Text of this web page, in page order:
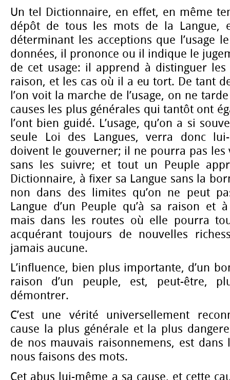
Un tel Dictionnaire, en effet, en même
dépôt de tous les mots de la Langue,
déterminant les acceptions que l’usage
données, il prononce ou il indique le
de cet usage: il apprend à distinguer les
raison, et les cas où il a eu tort. De tant
l’on voit la marche de l’usage, on ne
causes les plus générales qui tantôt ont
l’ont bien guidé. L’usage, qu’on a si
seule Loi des Langues, verra donc
doivent le gouverner; il ne pourra pas
sans les suivre; et tout un Peuple
Dictionnaire, à fixer sa Langue sans la
non dans des limites qu’on ne peut
Langue d’un Peuple qu’à sa raison et
mais dans les routes où elle pourra
acquérant toujours de nouvelles
jamais aucune.
L’influence, bien plus importante, d’un
raison d’un peuple, est, peut-être,
démontrer.
C’est une vérité universellement
cause la plus générale et la plus
de nos mauvais raisonnemens, est dans
nous faisons des mots.
Cet abus lui-même a sa cause, et cette